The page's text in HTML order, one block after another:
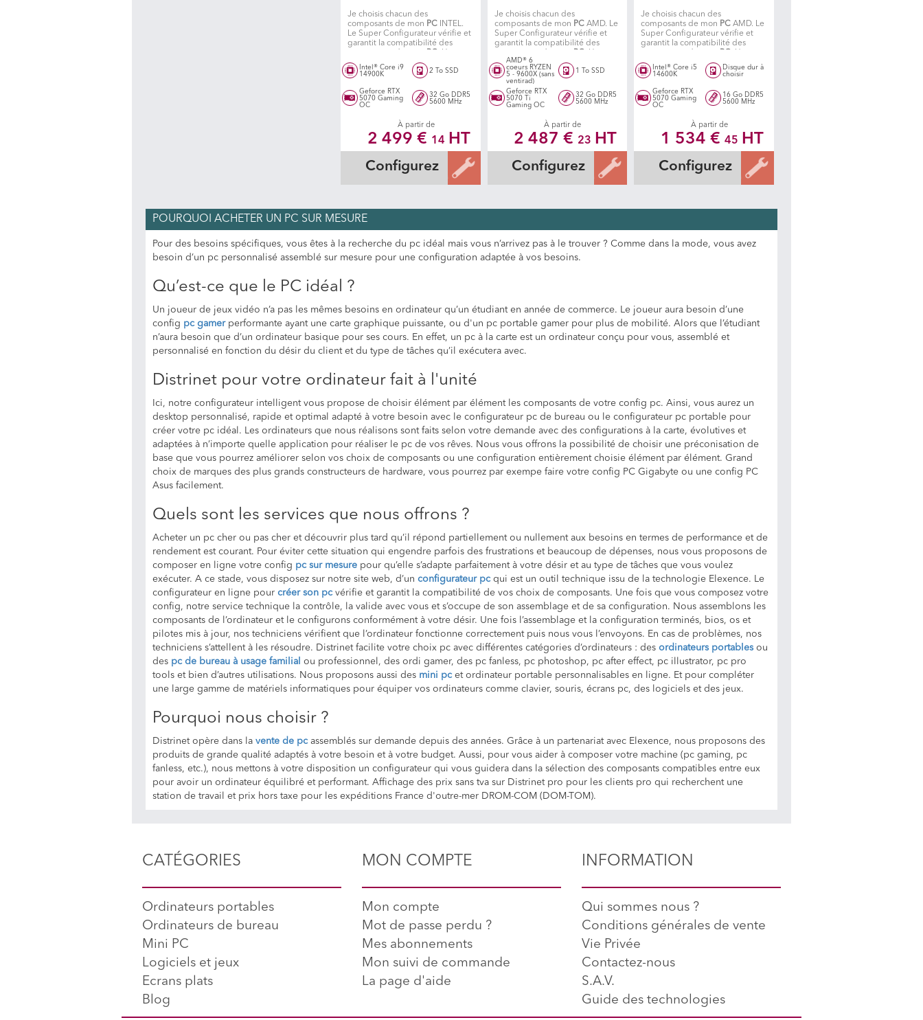
Je choisis chacun des
composants de mon PC INTEL.
Le Super Configurateur vérifie et
garantit la compatibilité des
atelier spécialisé fabrique ensuite
mon PC.
Intel® Core i9
14900K
2 To SSD
Geforce RTX
5070 Gaming
OC
32 Go DDR5
5600 MHz
À partir de
2 499 € 14 HT
Configurez
Je choisis chacun des
composants de mon PCAMD. Le
Super Configurateur vérifie et
garantit la compatibilité des
atelier spécialisé situé en île de
France, fabrique ensuite mon PC
AMD® 6
coeurs RYZEN
5 - 9600X (sans
ventirad)
1 To SSD
Geforce RTX
5070 Ti
Gaming OC
32 Go DDR5
5600 MHz
À partir de
2 487 € 23 HT
Configurez
Je choisis chacun des
composants de mon PC AMD. Le
Super Configurateur vérifie et
garantit la compatibilité des
atelier spécialisé situé en île de
France, fabrique ensuite mon PC
Intel® Core i5
14600K
Disque dur à
choisir
Geforce RTX
5070 Gaming
OC
16 Go DDR5
5600 MHz
À partir de
1 534 € 45 HT
Configurez
POURQUOI ACHETER UN PC SUR MESURE
Pour des besoins spécifiques, vous êtes à la recherche du pc idéal mais vous n’arrivez pas à le trouver ? Comme dans la mode, vous avez
besoin d’un pc personnalisé assemblé sur mesure pour une configuration adaptée à vos besoins.
Qu’est-ce que le PC idéal ?
Un joueur de jeux vidéo n’a pas les mêmes besoins en ordinateur qu’un étudiant en année de commerce. Le joueur aura besoin d’une
config pc gamerperformante ayant une carte graphique puissante, ou d'un pc portable gamer pour plus de mobilité. Alors que l’étudiant
n’aura besoin que d’un ordinateur basique pour ses cours. En effet, un pc à la carte est un ordinateur conçu pour vous, assemblé et
personnalisé en fonction du désir du client et du type de tâches qu’il exécutera avec.
Distrinet pour votre ordinateur fait à l'unité
Ici, notre configurateur intelligent vous propose de choisir élément par élément les composants de votre config pc. Ainsi, vous aurez un
desktop personnalisé, rapide et optimal adapté à votre besoin avec le configurateur pc de bureau ou le configurateur pc portable pour
créer votre pc idéal. Les ordinateurs que nous réalisons sont faits selon votre demande avec des configurations à la carte, évolutives et
adaptées à n’importe quelle application pour réaliser le pc de vos rêves. Nous vous offrons la possibilité de choisir une préconisation de
base que vous pourrez améliorer selon vos choix de composants ou une configuration entièrement choisie élément par élément. Grand
choix de marques des plus grands constructeurs de hardware, vous pourrez par exempe faire votre config PC Gigabyte ou une config PC
Asus facilement.
Quels sont les services que nous offrons ?
Acheter un pc cher ou pas cher et découvrir plus tard qu’il répond partiellement ou nullement aux besoins en termes de performance et de
rendement est courant. Pour éviter cette situation qui engendre parfois des frustrations et beaucoup de dépenses, nous vous proposons de
composer en ligne votre config pc sur mesure pour qu’elle s’adapte parfaitement à votre désir et au type de tâches que vous voulez
exécuter. A ce stade, vous disposez sur notre site web, d’un configurateur pcqui est un outil technique issu de la technologie Elexence. Le
configurateur en ligne pour créer son pcvérifie et garantit la compatibilité de vos choix de composants. Une fois que vous composez votre
config, notre service technique la contrôle, la valide avec vous et s’occupe de son assemblage et de sa configuration. Nous assemblons les
composants de l’ordinateur et le configurons conformément à votre désir. Une fois l’assemblage et la configuration terminés, bios, os et
pilotes mis à jour, nos techniciens vérifient que l’ordinateur fonctionne correctement puis nous vous l’envoyons. En cas de problèmes, nos
techniciens s’attellent à les résoudre. Distrinet facilite votre choix pc avec différentes catégories d’ordinateurs : des ordinateurs portables ou
des pc de bureau à usage familial ou professionnel, des ordi gamer, des pc fanless, pc photoshop, pc after effect, pc illustrator, pc pro
tools et bien d’autres utilisations. Nous proposons aussi des mini pcet ordinateur portable personnalisables en ligne. Et pour compléter
une large gamme de matériels informatiques pour équiper vos ordinateurs comme clavier, souris, écrans pc, des logiciels et des jeux.
Pourquoi nous choisir ?
Distrinet opère dans la vente de pcassemblés sur demande depuis des années. Grâce à un partenariat avec Elexence, nous proposons des
produits de grande qualité adaptés à votre besoin et à votre budget. Aussi, pour vous aider à composer votre machine (pc gaming, pc
fanless, etc.), nous mettons à votre disposition un configurateur qui vous guidera dans la sélection des composants compatibles entre eux
pour avoir un ordinateur équilibré et performant. Affichage des prix sans tva sur Distrinet pro pour les clients pro qui recherchent une
station de travail et prix hors taxe pour les expéditions France d'outre-mer DROM-COM (DOM-TOM).
CATÉGORIES
Ordinateurs portables
Ordinateurs de bureau
Mini PC
Logiciels et jeux
Ecrans plats
Blog
MON COMPTE
Mon compte
Mot de passe perdu ?
Mes abonnements
Mon suivi de commande
La page d'aide
INFORMATION
Qui sommes nous ?
Conditions générales de vente
Vie Privée
Contactez-nous
S.A.V.
Guide des technologies